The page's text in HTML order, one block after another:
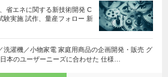
省エネに関する新技術開発 C
験実施 試作、量産フォロー 新
濯機／小物家電 家庭用商品の企画開発・販売 グ
本のユーザーニーズに合わせた 仕様…